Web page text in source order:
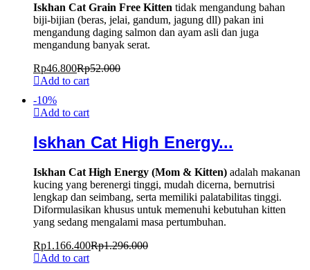
Iskhan Cat Grain Free Kitten tidak mengandung bahan
biji-bijian (beras, jelai, gandum, jagung dll) pakan ini
mengandung daging salmon dan ayam asli dan juga
mengandung banyak serat.
Rp46.800Rp52.000
Add to cart
-10%
Add to cart
Iskhan Cat High Energy...
Iskhan Cat High Energy (Mom & Kitten) adalah makanan
kucing yang berenergi tinggi, mudah dicerna, bernutrisi
lengkap dan seimbang, serta memiliki palatabilitas tinggi.
Diformulasikan khusus untuk memenuhi kebutuhan kitten
yang sedang mengalami masa pertumbuhan.
Rp1.166.400Rp1.296.000
Add to cart